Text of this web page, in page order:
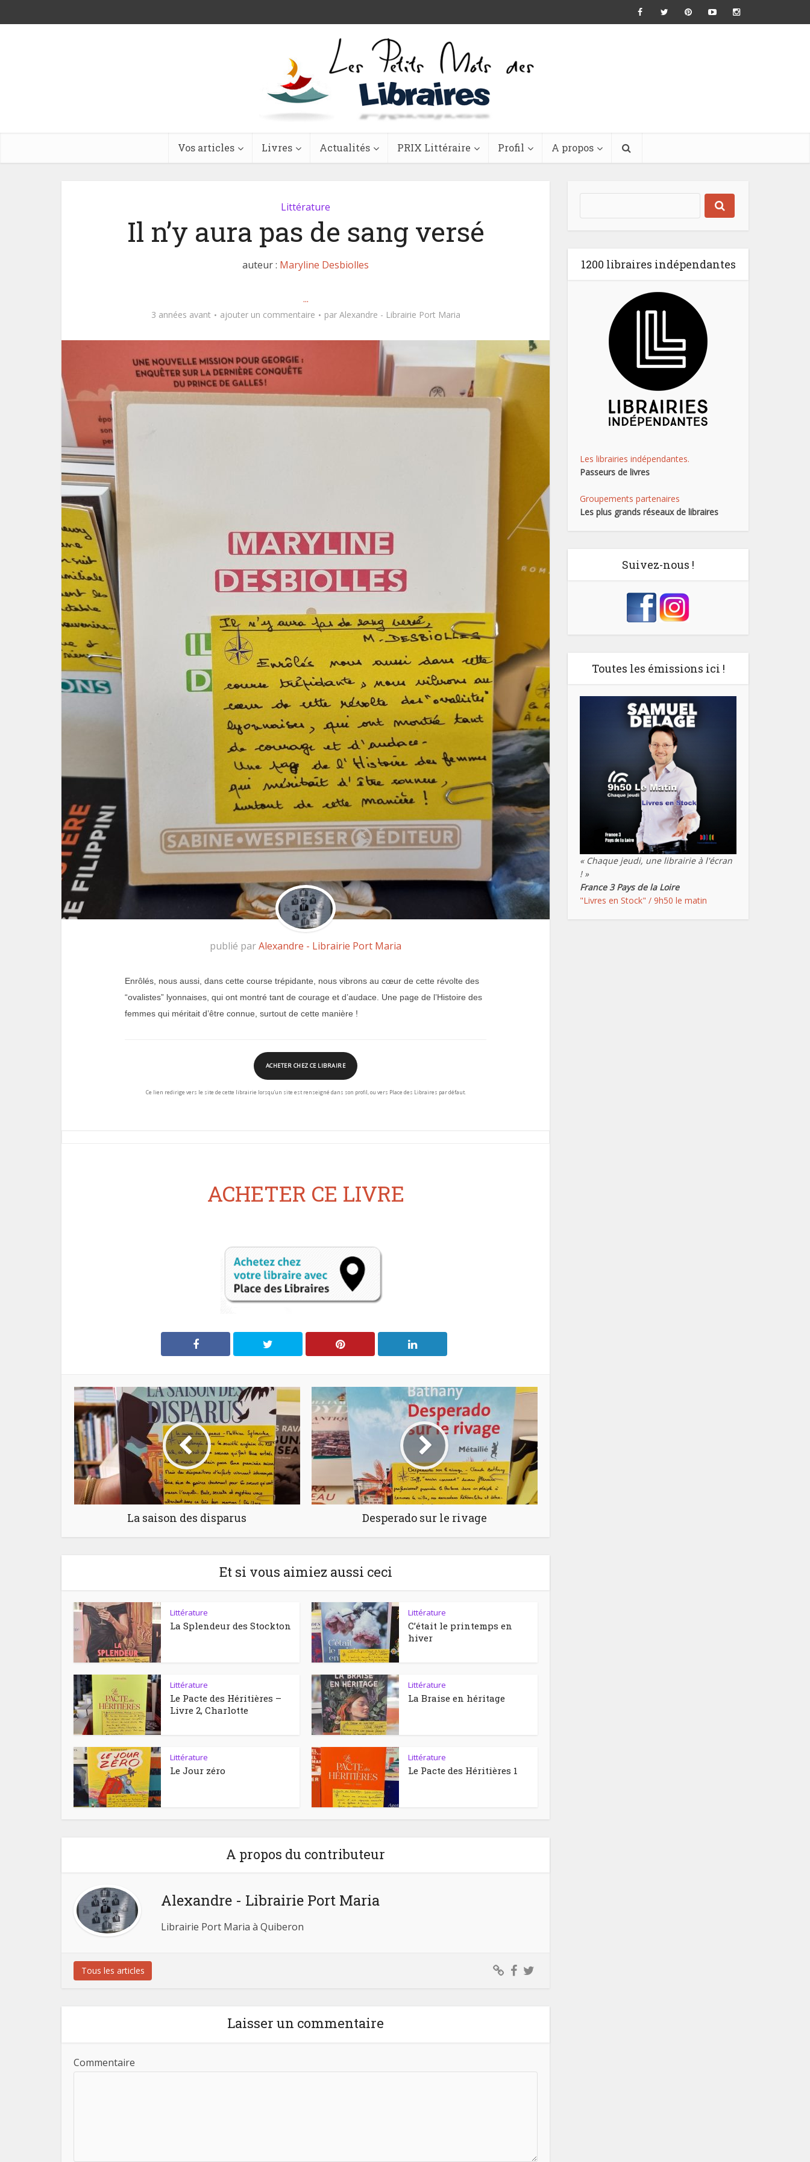
Vos articles Livres Actualités PRIX Littéraire Profil A propos
Littérature
Il n’y aura pas de sang versé
auteur : Maryline Desbiolles
...
3 années avant ajouter un commentaire par Alexandre - Librairie Port Maria
publié parAlexandre - Librairie Port Maria
Enrôlés, nous aussi, dans cette course trépidante, nous vibrons au cœur de cette révolte des
“ovalistes” lyonnaises, qui ont montré tant de courage et d’audace. Une page de l’Histoire des
femmes qui méritait d’être connue, surtout de cette manière !
ACHETER CHEZ CE LIBRAIRE
Ce lien redirige vers le site de cette librairie lorsqu’un site est renseigné dans son profil, ou vers Place des Libraires par défaut.
ACHETER CE LIVRE
La saison des disparus Desperado sur le rivage
Et si vous aimiez aussi ceci
Littérature
La Splendeur des Stockton
Littérature
C’était le printemps en
hiver
Littérature
Le Pacte des Héritières –
Livre 2, Charlotte
Littérature
La Braise en héritage
Littérature
Le Jour zéro
Littérature
Le Pacte des Héritières 1
A propos du contributeur
Alexandre - Librairie Port Maria
Librairie Port Maria à Quiberon
Tous les articles
Laisser un commentaire
Commentaire
1200 libraires indépendantes
Les librairies indépendantes.
Passeurs de livres
Groupements partenaires
Les plus grands réseaux de libraires
Suivez-nous !
Toutes les émissions ici !
« Chaque jeudi, une librairie à l'écran
! »
France 3 Pays de la Loire
"Livres en Stock" / 9h50 le matin